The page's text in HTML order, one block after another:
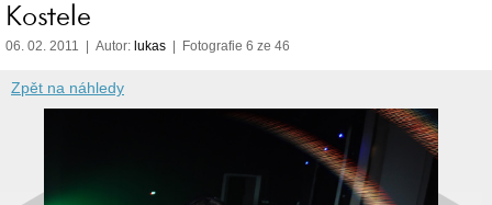
Kostele
06. 02. 2011 | Autor: lukas | Fotografie 6 ze 46
Zpět na náhledy